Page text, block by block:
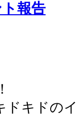
報告
ドキドの